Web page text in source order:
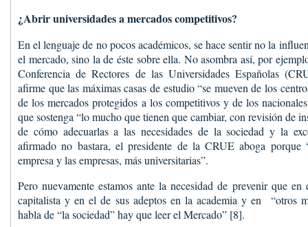
¿Abrir universidades a mercados competitivos?
En el lenguaje de no pocos académicos, se hace sentir no la
el mercado, sino la de éste sobre ella. No asombra así, por
Conferencia de Rectores de las Universidades Españolas
afirme que las máximas casas de estudio “se mueven de los
de los mercados protegidos a los competitivos y de los
que sostenga “lo mucho que tienen que cambiar, con revisión de
de cómo adecuarlas a las necesidades de la sociedad y la
afirmado no bastara, el presidente de la CRUE aboga porque
empresa y las empresas, más universitarias”.
Pero nuevamente estamos ante la necesidad de prevenir que
capitalista y en el de sus adeptos en la academia y en “otros
habla de “la sociedad” hay que leer el Mercado” [8].